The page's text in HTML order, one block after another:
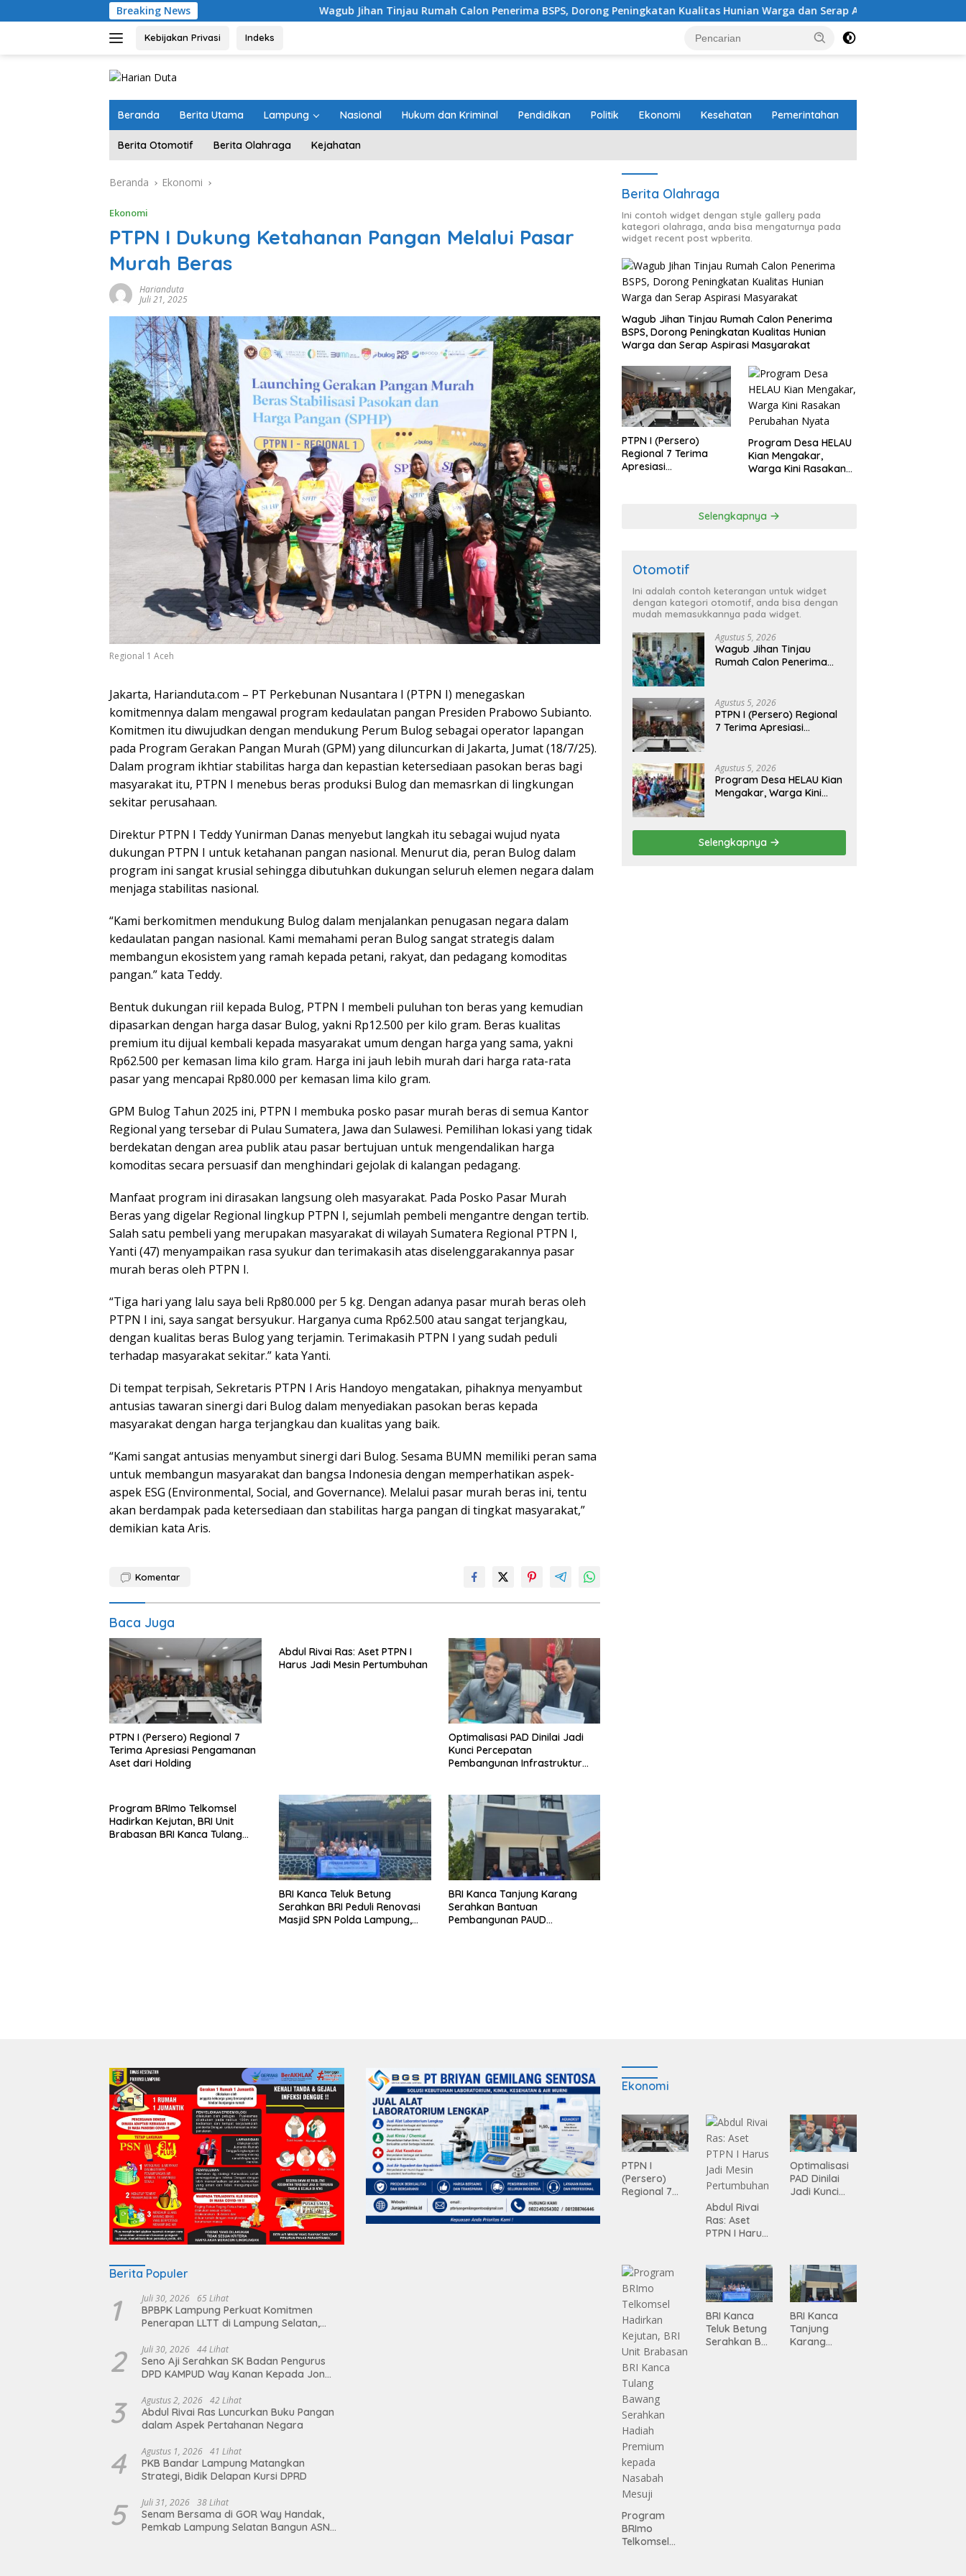
ke
Breaking News Wagub Jihan Tinjau Rumah Calon Penerima BSPS, Dorong Peningkatan Kualitas Hunian Warga dan Serap Aspirasi Masyarakat
Kebijakan Privasi Indeks
Beranda Berita Utama Lampung Nasional Hukum dan Kriminal Pendidikan Politik Ekonomi Kesehatan Pemerintahan
Berita Otomotif Berita Olahraga Kejahatan
Beranda Ekonomi
Ekonomi
PTPN I Dukung Ketahanan Pangan Melalui Pasar
Murah Beras
Harianduta
Juli 21, 2025
Regional 1 Aceh
Jakarta, Harianduta.com – PT Perkebunan Nusantara I (PTPN I) menegaskan
komitmennya dalam mengawal program kedaulatan pangan Presiden Prabowo Subianto.
Komitmen itu diwujudkan dengan mendukung Perum Bulog sebagai operator lapangan
pada Program Gerakan Pangan Murah (GPM) yang diluncurkan di Jakarta, Jumat (18/7/25).
Dalam program ikhtiar stabilitas harga dan kepastian ketersediaan pasokan beras bagi
masyarakat itu, PTPN I menebus beras produksi Bulog dan memasrkan di lingkungan
sekitar perusahaan.
Direktur PTPN I Teddy Yunirman Danas menyebut langkah itu sebagai wujud nyata
dukungan PTPN I untuk ketahanan pangan nasional. Menurut dia, peran Bulog dalam
program ini sangat krusial sehingga dibutuhkan dukungan seluruh elemen negara dalam
menjaga stabilitas nasional.
“Kami berkomitmen mendukung Bulog dalam menjalankan penugasan negara dalam
kedaulatan pangan nasional. Kami memahami peran Bulog sangat strategis dalam
membangun ekosistem yang ramah kepada petani, rakyat, dan pedagang komoditas
pangan.” kata Teddy.
Bentuk dukungan riil kepada Bulog, PTPN I membeli puluhan ton beras yang kemudian
dipasarkan dengan harga dasar Bulog, yakni Rp12.500 per kilo gram. Beras kualitas
premium itu dijual kembali kepada masyarakat umum dengan harga yang sama, yakni
Rp62.500 per kemasan lima kilo gram. Harga ini jauh lebih murah dari harga rata-rata
pasar yang mencapai Rp80.000 per kemasan lima kilo gram.
GPM Bulog Tahun 2025 ini, PTPN I membuka posko pasar murah beras di semua Kantor
Regional yang tersebar di Pulau Sumatera, Jawa dan Sulawesi. Pemilihan lokasi yang tidak
berdekatan dengan area publik atau pasar bertujuan untuk mengendalikan harga
komoditas secara persuasif dan menghindari gejolak di kalangan pedagang.
Manfaat program ini dirasakan langsung oleh masyarakat. Pada Posko Pasar Murah
Beras yang digelar Regional lingkup PTPN I, sejumlah pembeli mengantre dengan tertib.
Salah satu pembeli yang merupakan masyarakat di wilayah Sumatera Regional PTPN I,
Yanti (47) menyampaikan rasa syukur dan terimakasih atas diselenggarakannya pasar
murah beras oleh PTPN I.
“Tiga hari yang lalu saya beli Rp80.000 per 5 kg. Dengan adanya pasar murah beras oleh
PTPN I ini, saya sangat bersyukur. Harganya cuma Rp62.500 atau sangat terjangkau,
dengan kualitas beras Bulog yang terjamin. Terimakasih PTPN I yang sudah peduli
terhadap masyarakat sekitar.” kata Yanti.
Di tempat terpisah, Sekretaris PTPN I Aris Handoyo mengatakan, pihaknya menyambut
antusias tawaran sinergi dari Bulog dalam menyediakan pasokan beras kepada
masyarakat dengan harga terjangkau dan kualitas yang baik.
“Kami sangat antusias menyambut sinergi dari Bulog. Sesama BUMN memiliki peran sama
untuk membangun masyarakat dan bangsa Indonesia dengan memperhatikan aspek-
aspek ESG (Environmental, Social, and Governance). Melalui pasar murah beras ini, tentu
akan berdampak pada ketersediaan dan stabilitas harga pangan di tingkat masyarakat,”
demikian kata Aris.
Komentar
Baca Juga
PTPN I (Persero) Regional 7
Terima Apresiasi Pengamanan
Aset dari Holding
Abdul Rivai Ras: Aset PTPN I
Harus Jadi Mesin Pertumbuhan
Optimalisasi PAD Dinilai Jadi
Kunci Percepatan
Pembangunan Infrastruktur
Program BRImo Telkomsel
Hadirkan Kejutan, BRI Unit
Brabasan BRI Kanca Tulang
BRI Kanca Teluk Betung
Serahkan BRI Peduli Renovasi
Masjid SPN Polda Lampung,
BRI Kanca Tanjung Karang
Serahkan Bantuan
Pembangunan PAUD
Berita Olahraga
Ini contoh widget dengan style gallery pada
kategori olahraga, anda bisa mengaturnya pada
widget recent post wpberita.
Wagub Jihan Tinjau Rumah Calon Penerima
BSPS, Dorong Peningkatan Kualitas Hunian
Warga dan Serap Aspirasi Masyarakat
PTPN I (Persero)
Regional 7 Terima
Apresiasi
Program Desa HELAU
Kian Mengakar,
Warga Kini Rasakan
Selengkapnya
Otomotif
Ini adalah contoh keterangan untuk widget
dengan kategori otomotif, anda bisa dengan
mudah memasukkannya pada widget.
Agustus 5, 2026
Wagub Jihan Tinjau
Rumah Calon Penerima
dan Serap Aspirasi
Masyarakat
Agustus 5, 2026
PTPN I (Persero) Regional
7 Terima Apresiasi
Agustus 5, 2026
Program Desa HELAU Kian
Mengakar, Warga Kini
Selengkapnya
Berita Populer
1 Juli 30, 2026 65 Lihat
BPBPK Lampung Perkuat Komitmen
Penerapan LLTT di Lampung Selatan,
dan Berkelanjutan
2 Juli 30, 2026 44 Lihat
Seno Aji Serahkan SK Badan Pengurus
DPD KAMPUD Way Kanan Kepada Jon
3 Agustus 2, 2026 42 Lihat
Abdul Rivai Ras Luncurkan Buku Pangan
dalam Aspek Pertahanan Negara
4 Agustus 1, 2026 41 Lihat
PKB Bandar Lampung Matangkan
Strategi, Bidik Delapan Kursi DPRD
5 Juli 31, 2026 38 Lihat
Senam Bersama di GOR Way Handak,
Pemkab Lampung Selatan Bangun ASN
Ekonomi
PTPN I
(Persero)
Regional 7
Abdul Rivai
Ras: Aset
PTPN I Harus
Optimalisasi
PAD Dinilai
Jadi Kunci
Program
BRImo
Telkomsel
BRI Kanca
Teluk Betung
Serahkan BRI
BRI Kanca
Tanjung
Karang